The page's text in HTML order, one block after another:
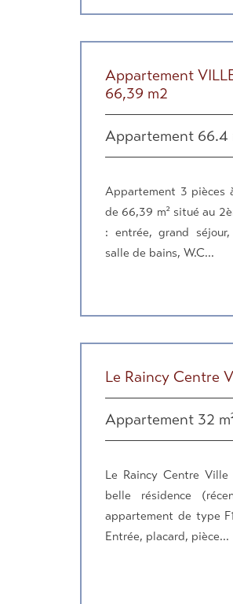
Appartement
66,39 m2
Appartement 66.4
Appartement 3 pièces
de 66,39 m² situé au
: entrée, grand
salle de bains, W.C...
Le Raincy Centre
Appartement 32
Le Raincy Centre
belle résidence
appartement de type
Entrée, placard, pièce...